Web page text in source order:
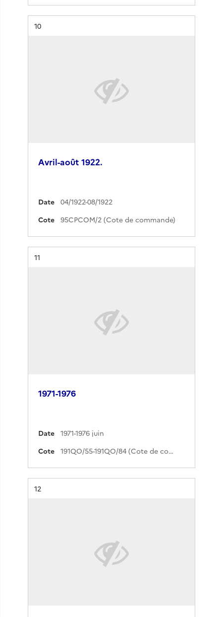
Résultat n°
10
Avril-août 1922.
Date
04/1922-08/1922
Cote
95CPCOM/2 (Cote de commande)
Résultat n°
11
1971-1976
Date
1971-1976 juin
Cote
191QO/55-191QO/84 (Cote de commande)
Résultat n°
12